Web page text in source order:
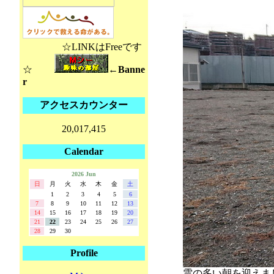
☆LINKはFreeです
☆
←Banne
r
アクセスカウンター
20,017,415
Calendar
2026 Jun
日
月 火 水 木 金
土
1
2 3 4 5
6
7
8 9 10 11 12
13
14
15 16 17 18 19
20
21
22 23 24 25 26
27
28
29 30
Profile